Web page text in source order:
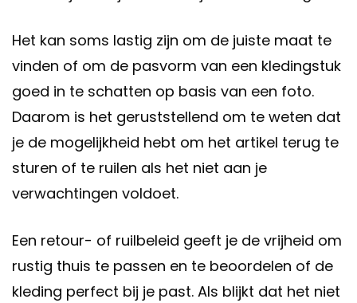
Het kan soms lastig zijn om de juiste maat te
vinden of om de pasvorm van een kledingstuk
goed in te schatten op basis van een foto.
Daarom is het geruststellend om te weten dat
je de mogelijkheid hebt om het artikel terug te
sturen of te ruilen als het niet aan je
verwachtingen voldoet.
Een retour- of ruilbeleid geeft je de vrijheid om
rustig thuis te passen en te beoordelen of de
kleding perfect bij je past. Als blijkt dat het niet